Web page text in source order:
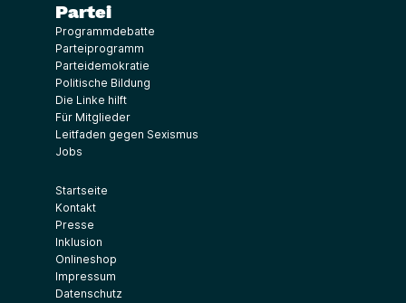
Partei
Programmdebatte
Parteiprogramm
Parteidemokratie
Politische Bildung
Die Linke hilft
Für Mitglieder
Leitfaden gegen Sexismus
Jobs
Startseite
Kontakt
Presse
Inklusion
Onlineshop
Impressum
Datenschutz